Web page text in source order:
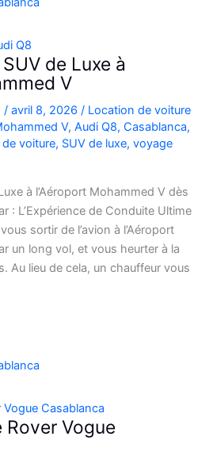
de Luxe à
V
/ avril 8, 2026 / Location de voiture
V, Audi Q8, Casablanca,
voiture, SUV de luxe, voyage
à l’Aéroport Mohammed V dès
: L’Expérience de Conduite Ultime
sortir de l’avion à l’Aéroport
un long vol, et vous heurter à la
Au lieu de cela, un chauffeur vous
Rover Vogue